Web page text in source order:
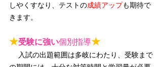
しやくすなり、テストの成績アップも期待で
きます。
★受験に強い個別指導★
入試の出題範囲は多岐にわたり、受験まで